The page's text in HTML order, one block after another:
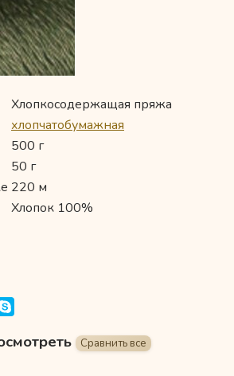
Хлопкосодержащая пряжа
хлопчатобумажная
500 г
50 г
220 м
Хлопок 100%